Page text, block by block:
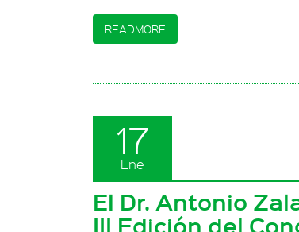
READMORE
17
Ene
El Dr. Antonio
III Edición del